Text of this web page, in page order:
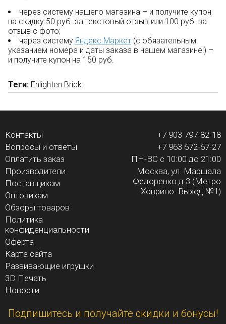
через систему нашего магазина – и получите купон
на скидку 50 руб. за текстовый отзыв или 100 руб. за
отзыв с фото;
через систему Яндекс.Маркет (с обязательным
указанием номера и даты заказа в нашем магазине!) –
и получите купон на 150 руб.
Теги: Enlighten Brick
Контакты
Вопросы и ответы
Оплатить заказ
Производители
Поставщикам
Оптовикам
Обзоры товаров
Политика
конфиденциальности
Оферта
Карта сайта
Развивающие игрушки
3D Печать
Новости
+7 903 797-82-18
+7 963 672-67-27
ПН-ВС с 10:00 до 21:00
Москва, ул. Маршала
Федоренко д.3 (Метро
Ховрино. Выход №1)
Подпишитесь и получайте скидки и бонусы!